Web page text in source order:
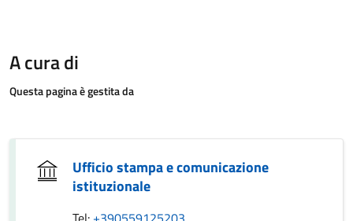
A cura di
Questa pagina è gestita da
Ufficio stampa e comunicazione
istituzionale